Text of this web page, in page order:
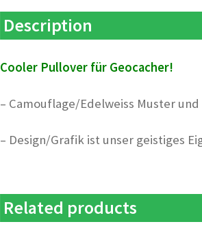
Description
Cooler Pullover für Geocacher!
– Camouflage/Edelweiss Muster
– Design/Grafik ist unser geistiges
Related products